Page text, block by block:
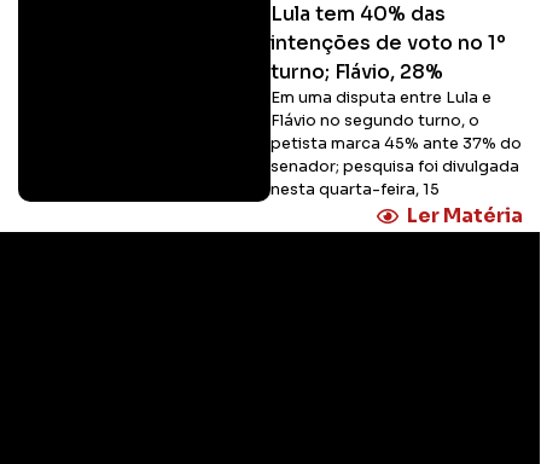
Lula tem 40% das
intenções de voto no 1º
turno; Flávio, 28%
Em uma disputa entre Lula e
Flávio no segundo turno, o
petista marca 45% ante 37% do
senador; pesquisa foi divulgada
nesta quarta-feira, 15
Ler Matéria